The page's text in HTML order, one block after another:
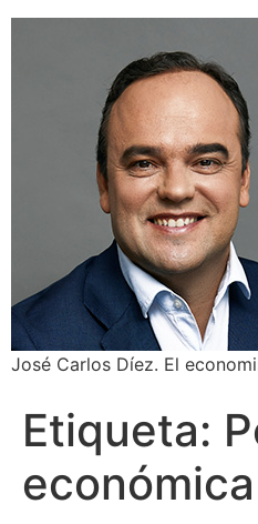
José Carlos Díez. El
Etiqueta:
económica